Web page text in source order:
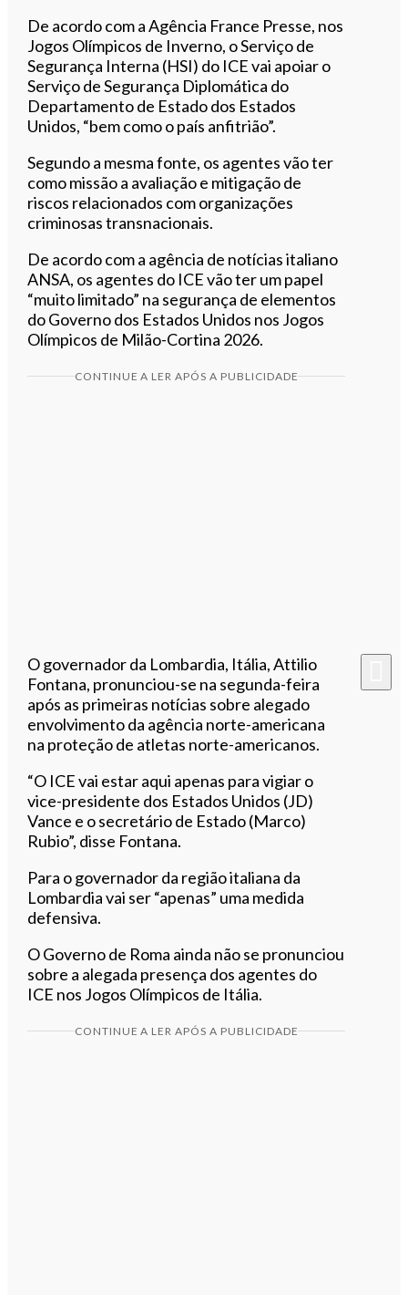
De acordo com a Agência France Presse, nos
Jogos Olímpicos de Inverno, o Serviço de
Segurança Interna (HSI) do ICE vai apoiar o
Serviço de Segurança Diplomática do
Departamento de Estado dos Estados
Unidos, “bem como o país anfitrião”.
Segundo a mesma fonte, os agentes vão ter
como missão a avaliação e mitigação de
riscos relacionados com organizações
criminosas transnacionais.
De acordo com a agência de notícias italiano
ANSA, os agentes do ICE vão ter um papel
“muito limitado” na segurança de elementos
do Governo dos Estados Unidos nos Jogos
Olímpicos de Milão-Cortina 2026.
CONTINUE A LER APÓS A PUBLICIDADE
O governador da Lombardia, Itália, Attilio
Fontana, pronunciou-se na segunda-feira
após as primeiras notícias sobre alegado
envolvimento da agência norte-americana
na proteção de atletas norte-americanos.
“O ICE vai estar aqui apenas para vigiar o
vice-presidente dos Estados Unidos (JD)
Vance e o secretário de Estado (Marco)
Rubio”, disse Fontana.
Para o governador da região italiana da
Lombardia vai ser “apenas” uma medida
defensiva.
O Governo de Roma ainda não se pronunciou
sobre a alegada presença dos agentes do
ICE nos Jogos Olímpicos de Itália.
CONTINUE A LER APÓS A PUBLICIDADE